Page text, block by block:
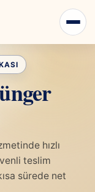
hızlı
teslim
sürede net